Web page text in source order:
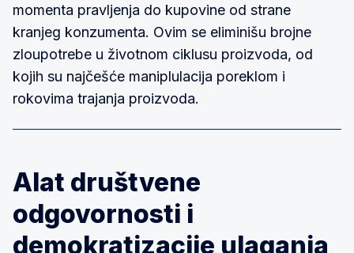
momenta pravljenja do kupovine od strane
kranjeg konzumenta. Ovim se eliminišu brojne
zloupotrebe u životnom ciklusu proizvoda, od
kojih su najčešće maniplulacija poreklom i
rokovima trajanja proizvoda.
Alat društvene
odgovornosti i
demokratizacije ulaganja